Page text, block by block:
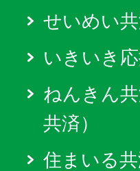
せいめい
いきいき
ねんきん
共済）
住まいる